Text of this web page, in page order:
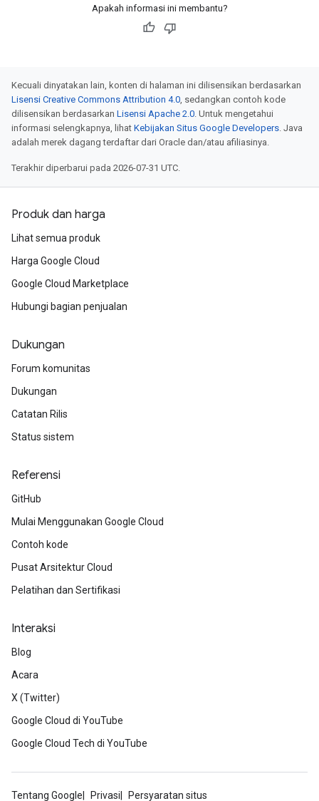
Apakah informasi ini membantu?
Kecuali dinyatakan lain, konten di halaman ini dilisensikan berdasarkan
Lisensi Creative Commons Attribution 4.0, sedangkan contoh kode
dilisensikan berdasarkan Lisensi Apache 2.0. Untuk mengetahui
informasi selengkapnya, lihat Kebijakan Situs Google Developers. Java
adalah merek dagang terdaftar dari Oracle dan/atau afiliasinya.
Terakhir diperbarui pada 2026-07-31 UTC.
Produk dan harga
Lihat semua produk
Harga Google Cloud
Google Cloud Marketplace
Hubungi bagian penjualan
Dukungan
Forum komunitas
Dukungan
Catatan Rilis
Status sistem
Referensi
GitHub
Mulai Menggunakan Google Cloud
Contoh kode
Pusat Arsitektur Cloud
Pelatihan dan Sertifikasi
Interaksi
Blog
Acara
X (Twitter)
Google Cloud di YouTube
Google Cloud Tech di YouTube
Tentang Google Privasi Persyaratan situs